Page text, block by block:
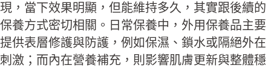
現，當下效果明顯，但能維持多久，其實跟後續的
保養方式密切相關。日常保養中，外用保養品主要
提供表層修護與防護，例如保濕、鎖水或隔絕外在
刺激；而內在營養補充，則影響肌膚更新與整體穩